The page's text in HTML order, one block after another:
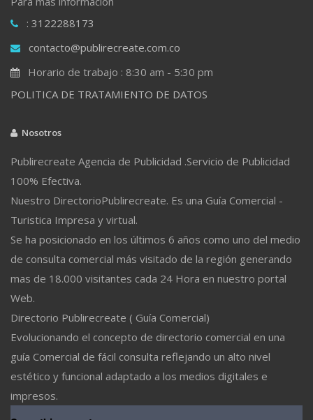
: 3122288173
contacto@publirecreate.com.co
Horario de trabajo : 8:30 am - 5:30 pm
POLITICA DE TRATAMIENTO DE DATOS
Nosotros
Publirecreate Agencia de Publicidad .Servicio de Publicidad
100% Efectiva.
Nuestro DirectorioPublirecreate. Es una Guía Comercial -
Turistica Impresa y virtual.
Se ha posicionado en los últimos 6 años como uno del medio
de consulta comercial más visitado de la región generando
mas de 18.000 visitantes cada 24 Hora en nuestro portal
Web.
Directorio Publirecreate ( Guía Comercial)
Evolucionando el concepto de directorio comercial en una
guía Comercial de fácil consulta reflejando un alto nivel
estético y funcional adaptado a los medios digitales e
impresos.